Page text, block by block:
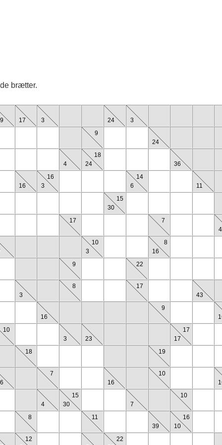
brætter.
17 3 24
3
9
24
4
18
24
36
16
16
3
14
6
11
15
30
17
7
4
10
3
8
16
9 22
3
8
17
43
16
9
10
3
23
17
17
18 19
7
16
10
4
15
30
7
10
8
11
39
16
10
12
22